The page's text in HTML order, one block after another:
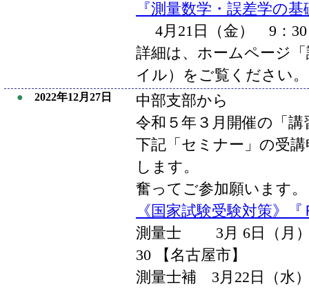
『測量数学・誤差学の
4月21日（金） 9：
詳細は、ホームページ
イル）をご覧ください。
● 2022年12月27日
中部支部から
令和５年３月開催の「
下記「セミナー」の受
します。
奮ってご参加願います。
《国家試験受験対策》
測量士 3月 6日（月）9
30 【名古屋市】
測量士補 3月22日（水